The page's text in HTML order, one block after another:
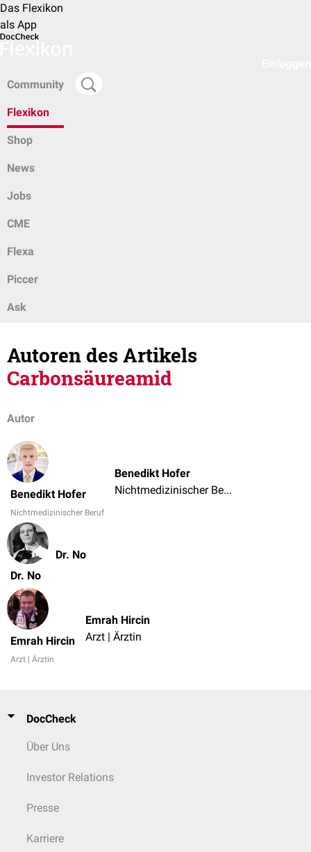
Das Flexikon
als App
Community
Flexikon
Shop
News
Jobs
CME
Flexa
Piccer
Ask
Autoren des Artikels
Carbonsäureamid
Autor
Benedikt Hofer
Nichtmedizinischer Beruf
Benedikt Hofer
Nichtmedizinischer Beruf
Dr. No
Dr. No
Emrah Hircin
Arzt | Ärztin
Emrah Hircin
Arzt | Ärztin
DocCheck
Über Uns
Investor Relations
Presse
Karriere